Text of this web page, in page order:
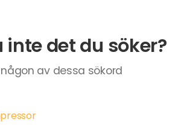
inte det du söker?
av dessa sökord